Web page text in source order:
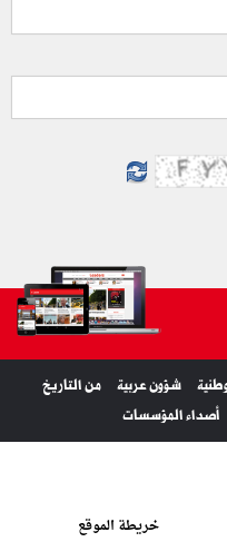
شؤون عربية
من التاريخ
أصداء المؤسسات
خريطة الموقع